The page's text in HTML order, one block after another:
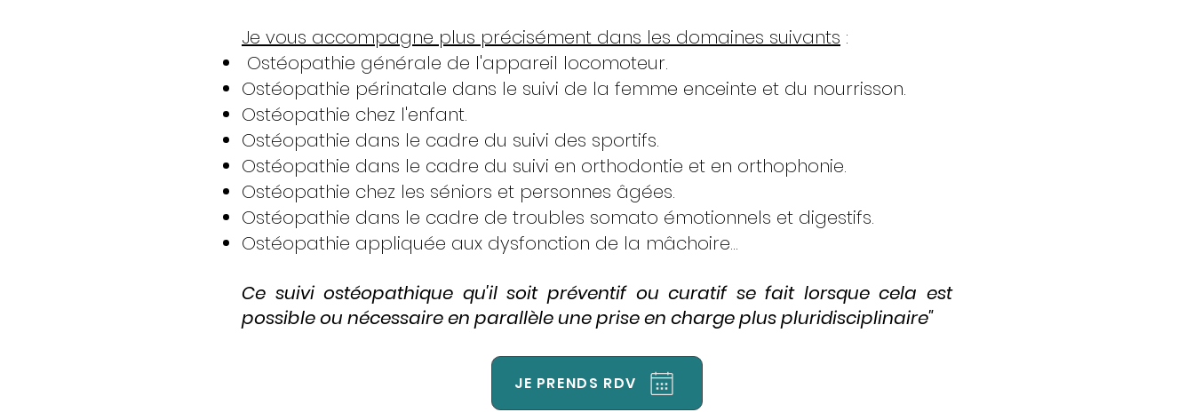
Je vous accompagne plus précisément dans les domaines suivants :
Ostéopathie générale de l'appareil locomoteur.
Ostéopathie périnatale dans le suivi de la femme enceinte et du nourrisson.
Ostéopathie chez l'enfant.
Ostéopathie dans le cadre du suivi des sportifs.
Ostéopathie dans le cadre du suivi en orthodontie et en orthophonie.
Ostéopathie chez les séniors et personnes âgées.
Ostéopathie dans le cadre de troubles somato émotionnels et digestifs.
Ostéopathie appliquée aux dysfonction de la mâchoire...
Ce suivi ostéopathique qu'il soit préventif ou curatif se fait lorsque cela est
possible ou nécessaire en parallèle une prise en charge plus pluridisciplinaire"
JE PRENDS RDV